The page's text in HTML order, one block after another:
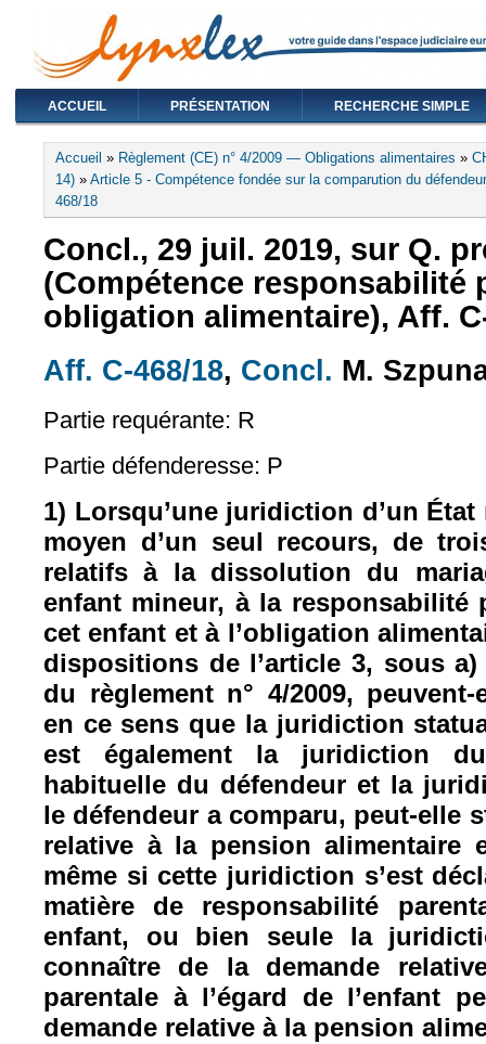
ACCUEIL PRÉSENTATION RECHERCHE SIMPLE
Vous êtes ici
Accueil » Règlement (CE) n° 4/2009 — Obligations alimentaires »
14) » Article 5 - Compétence fondée sur la comparution du défendeur
468/18
Concl., 29 juil. 2019, sur Q.
(Compétence responsabilité
obligation alimentaire), Aff.
Aff. C-468/18 (le lien est externe)
, Concl. (le lien est
M.
Partie requérante: R
Partie défenderesse: P
1) Lorsqu’une juridiction d’un
moyen d’un seul recours, de
relatifs à la dissolution du
enfant mineur, à la responsabilité
cet enfant et à l’obligation
dispositions de l’article 3, sous
du règlement n° 4/2009,
en ce sens que la juridiction
est également la juridiction
habituelle du défendeur et la
le défendeur a comparu, peut-elle
relative à la pension alimentaire
même si cette juridiction s’est
matière de responsabilité
enfant, ou bien seule la
connaître de la demande
parentale à l’égard de l’enfant
demande relative à la pension